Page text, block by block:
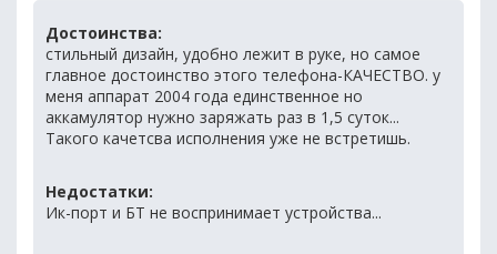
Достоинства:
стильный дизайн, удобно лежит в руке, но самое
главное достоинство этого телефона-КАЧЕСТВО. у
меня аппарат 2004 года единственное но
аккамулятор нужно заряжать раз в 1,5 суток...
Такого качетсва исполнения уже не встретишь.
Недостатки:
Ик-порт и БТ не воспринимает устройства...